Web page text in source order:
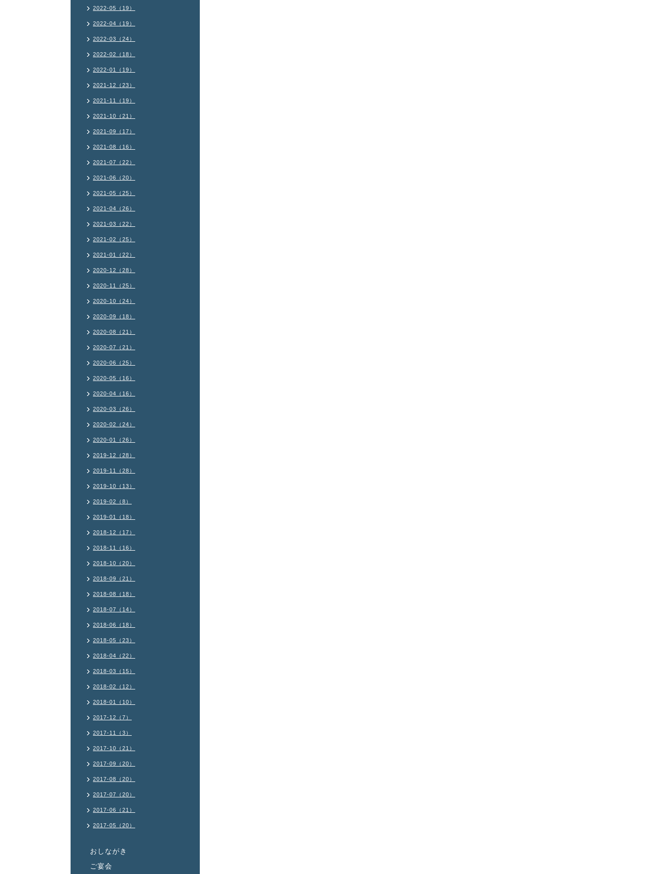
2022-05（19）
2022-04（19）
2022-03（24）
2022-02（18）
2022-01（19）
2021-12（23）
2021-11（19）
2021-10（21）
2021-09（17）
2021-08（16）
2021-07（22）
2021-06（20）
2021-05（25）
2021-04（26）
2021-03（22）
2021-02（25）
2021-01（22）
2020-12（28）
2020-11（25）
2020-10（24）
2020-09（18）
2020-08（21）
2020-07（21）
2020-06（25）
2020-05（16）
2020-04（16）
2020-03（26）
2020-02（24）
2020-01（26）
2019-12（28）
2019-11（28）
2019-10（13）
2019-02（8）
2019-01（18）
2018-12（17）
2018-11（16）
2018-10（20）
2018-09（21）
2018-08（18）
2018-07（14）
2018-06（18）
2018-05（23）
2018-04（22）
2018-03（15）
2018-02（12）
2018-01（10）
2017-12（7）
2017-11（3）
2017-10（21）
2017-09（20）
2017-08（20）
2017-07（20）
2017-06（21）
2017-05（20）
おしながき
ご宴会